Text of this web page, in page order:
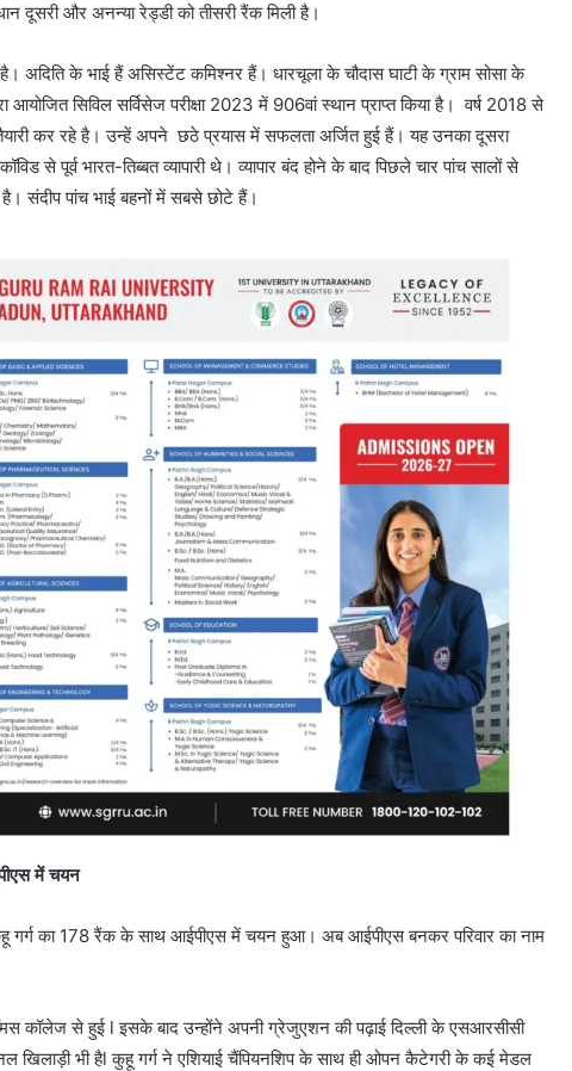
दूसरी और अनन्या रेड्डी को तीसरी रैंक मिली है।
है। अदिति के भाई हैं असिस्टेंट कमिश्नर हैं। धारचूला के चौदास घाटी के ग्राम सोसा के
आयोजित सिविल सर्विसेज परीक्षा 2023 में 906वां स्थान प्राप्त किया है। वर्ष 2018 से
कर रहे है। उन्हें अपने छठे प्रयास में सफलता अर्जित हुई हैं। यह उनका दूसरा
से पूर्व भारत-तिब्बत व्यापारी थे। व्यापार बंद होने के बाद पिछले चार पांच सालों से
संदीप पांच भाई बहनों में सबसे छोटे हैं।
में चयन
गर्ग का 178 रैंक के साथ आईपीएस में चयन हुआ। अब आईपीएस बनकर परिवार का नाम
कॉलेज से हुई l इसके बाद उन्होंने अपनी ग्रेजुएशन की पढ़ाई दिल्ली के एसआरसीसी
खिलाड़ी भी हैl कुहू गर्ग ने एशियाई चैंपियनशिप के साथ ही ओपन कैटेगरी के कई मेडल